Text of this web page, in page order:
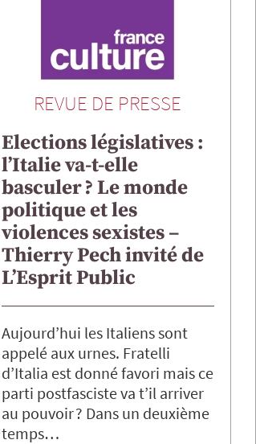
REVUE DE PRESSE
Elections législatives :
l’Italie va-t-elle
basculer ? Le monde
politique et les
violences sexistes –
Thierry Pech invité de
L’Esprit Public
Aujourd’hui les Italiens sont
appelé aux urnes. Fratelli
d’Italia est donné favori mais ce
parti postfasciste va t’il arriver
au pouvoir ? Dans un deuxième
temps…